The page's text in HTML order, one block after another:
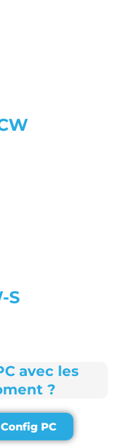
S
avec les
?
PC